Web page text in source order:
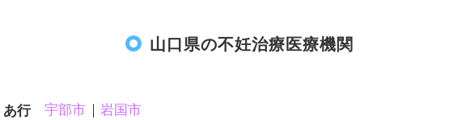
山口県の不妊治療医療機関
あ行 宇部市 岩国市